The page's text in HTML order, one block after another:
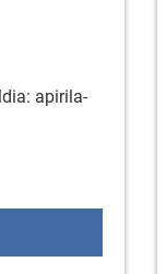
apirila-